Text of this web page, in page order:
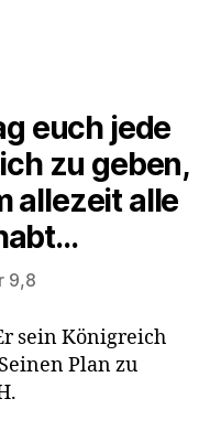
euch jede
zu geben,
allezeit alle
9,8
sein Königreich
Plan zu